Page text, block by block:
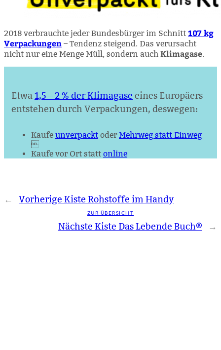
2018 verbrauchte jeder Bundes­bürger im Schnitt 107 kg
Verpackungen – Tendenz steigend. Das verursacht
nicht nur eine Menge Müll, sondern auch Klimagase.
Etwa1,5 – 2 % der Klimagase eines Europäers
entstehen durch ­Verpackungen, deswegen:
Kaufe unverpackt oderMehrweg statt Einweg

Kaufe vor Ort statt online
← Vorherige Kiste Rohstoffe im Handy
ZUR ÜBERSICHT
Nächste Kiste Das Lebende Buch® →